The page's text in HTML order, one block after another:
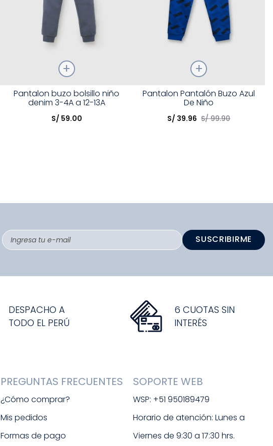
Talla
Elige una opción
Pantalon buzo bolsillo niño
denim 3-4A a 12-13A
S/ 59.00
Talla
Elige una opción
Pantalon Pantalón Buzo Azul
De Niño
S/ 39.96 S/ 99.90
SUSCRIBIRME
DESPACHO A
TODO EL PERÚ
6 CUOTAS SIN
INTERÉS
PREGUNTAS FRECUENTES
¿Cómo comprar?
Mis pedidos
Formas de pago
SOPORTE WEB
WSP: +51 950189479
Horario de atención: Lunes a
Viernes de 9:30 a 17:30 hrs.